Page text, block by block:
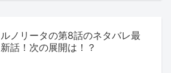
ルノリータの第8話のネタバレ最
新話！次の展開は！？